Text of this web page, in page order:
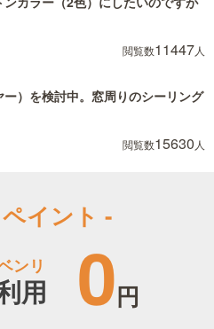
閲覧数11447人
）を検討中。窓周りのシーリング
閲覧数15630 人
イント -
ンリ
用 0円